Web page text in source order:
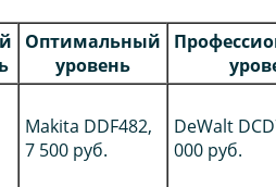
Оптимальный
уровень
Makita DDF482,
7 500 руб.
DeWalt
000 руб.